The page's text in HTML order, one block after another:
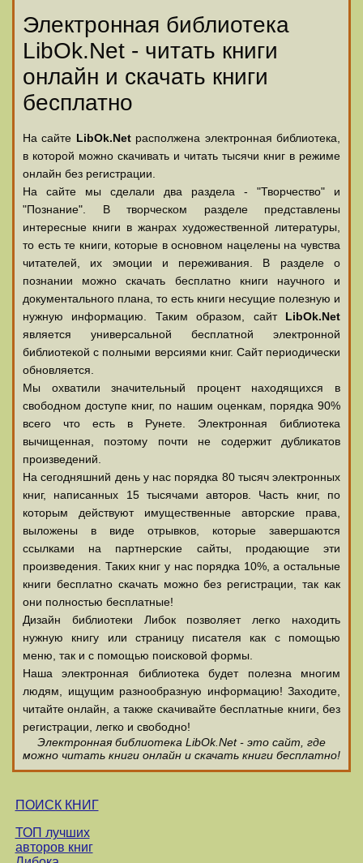
Электронная библиотека
LibOk.Net - читать книги
онлайн и скачать книги
бесплатно
На сайте LibOk.Netрасполжена электронная библиотека,
в которой можно скачивать и читать тысячи книг в режиме
онлайн без регистрации.
На сайте мы сделали два раздела - "Творчество" и
"Познание". В творческом разделе представлены
интересные книги в жанрах художественной литературы,
то есть те книги, которые в основном нацелены на чувства
читателей, их эмоции и переживания. В разделе о
познании можно скачать бесплатно книги научного и
документального плана, то есть книги несущие полезную и
нужную информацию. Таким образом, сайт LibOk.Net
является универсальной бесплатной электронной
библиотекой с полными версиями книг. Сайт периодически
обновляется.
Мы охватили значительный процент находящихся в
свободном доступе книг, по нашим оценкам, порядка 90%
всего что есть в Рунете. Электронная библиотека
вычищенная, поэтому почти не содержит дубликатов
произведений.
На сегодняшний день у нас порядка 80 тысяч электронных
книг, написанных 15 тысячами авторов. Часть книг, по
которым действуют имущественные авторские права,
выложены в виде отрывков, которые завершаются
ссылками на партнерские сайты, продающие эти
произведения. Таких книг у нас порядка 10%, а остальные
книги бесплатно скачать можно без регистрации, так как
они полностью бесплатные!
Дизайн библиотеки Либок позволяет легко находить
нужную книгу или страницу писателя как с помощью
меню, так и с помощью поисковой формы.
Наша электронная библиотека будет полезна многим
людям, ищущим разнообразную информацию! Заходите,
читайте онлайн, а также скачивайте бесплатные книги, без
регистрации, легко и свободно!
Электронная библиотека LibOk.Net - это сайт, где
можно читать книги онлайн и скачать книги бесплатно!
ПОИСК КНИГ
ТОП лучших
авторов книг